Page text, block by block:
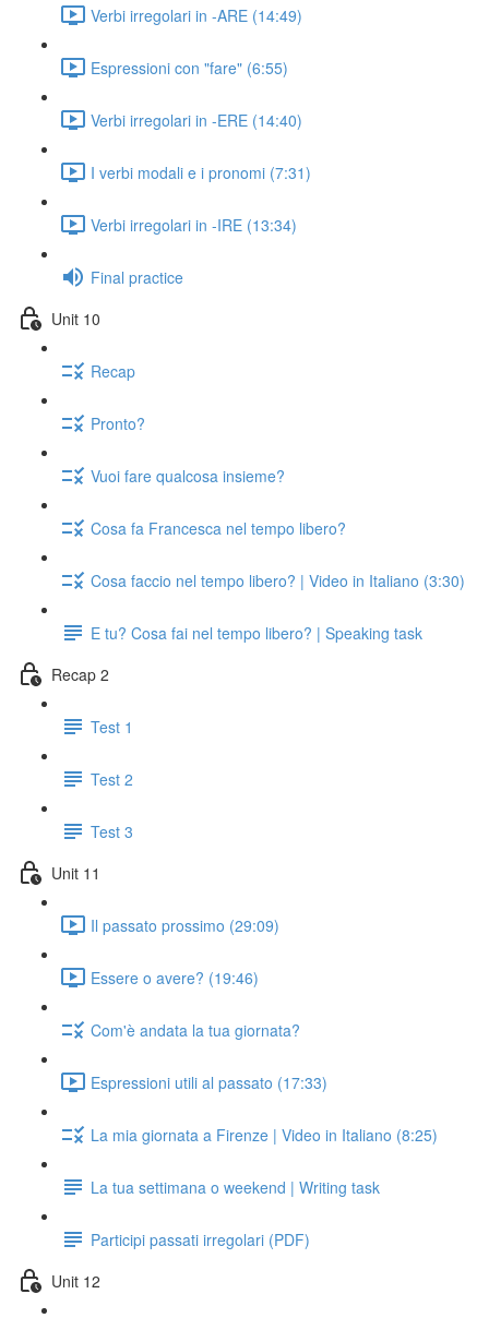
Verbi irregolari in -ARE (14:49)
Espressioni con "fare" (6:55)
Verbi irregolari in -ERE (14:40)
I verbi modali e i pronomi (7:31)
Verbi irregolari in -IRE (13:34)
Final practice
Unit 10
Recap
Pronto?
Vuoi fare qualcosa insieme?
Cosa fa Francesca nel tempo libero?
Cosa faccio nel tempo libero? | Video in Italiano (3:30)
E tu? Cosa fai nel tempo libero? | Speaking task
Recap 2
Test 1
Test 2
Test 3
Unit 11
Il passato prossimo (29:09)
Essere o avere? (19:46)
Com'è andata la tua giornata?
Espressioni utili al passato (17:33)
La mia giornata a Firenze | Video in Italiano (8:25)
La tua settimana o weekend | Writing task
Participi passati irregolari (PDF)
Unit 12